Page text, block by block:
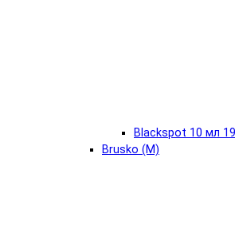
Blackspot 10 мл
Brusko (М)